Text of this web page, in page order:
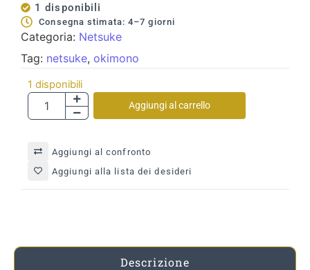
1 disponibili
Consegna stimata: 4–7 giorni
Categoria: Netsuke
Tag: netsuke, okimono
1 disponibili
Aggiungi al carrello
Aggiungi al confronto
Aggiungi alla lista dei desideri
Descrizione